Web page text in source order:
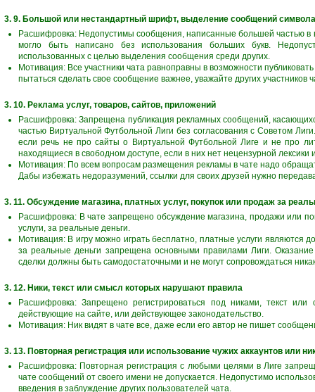
3. 9. Большой или нестандартный шрифт, выделение сообщений
Расшифровка: Недопустимы сообщения, написанные большей частью в
могло быть написано без использования больших букв.
использованных с целью выделения сообщения среди других.
Мотивация: Все участники чата равноправны в возможности
пытаться сделать свое сообщение важнее, уважайте других участников
3. 10. Реклама услуг, товаров, сайтов, приложений
Расшифровка: Запрещена публикация рекламных сообщений,
частью Виртуальной Футбольной Лиги без согласования с Советом
если речь не про сайты о Виртуальной Футбольной Лиге и не про
находящиеся в свободном доступе, если в них нет нецензурной
Мотивация: По всем вопросам размещения рекламы в чате надо
Дабы избежать недоразумений, ссылки для своих друзей нужно
3. 11. Обсуждение магазина, платных услуг, покупок или продаж за
Расшифровка: В чате запрещено обсуждение магазина, продажи или
услуги, за реальные деньги.
Мотивация: В игру можно играть бесплатно, платные услуги
за реальные деньги запрещена основными правилами Лиги.
сделки должны быть самодостаточными и не могут сопровождаться
3. 12. Ники, текст или смысл которых нарушают правила
Расшифровка: Запрещено регистрироваться под никами, текст
действующие на сайте, или действующее законодательство.
Мотивация: Ник видят в чате все, даже если его автор не пишет
3. 13. Повторная регистрация или использование чужих аккаунтов или
Расшифровка: Повторная регистрация с любыми целями в Лиге
чате сообщений от своего имени не допускается. Недопустимо
введения в заблуждение других пользователей чата.